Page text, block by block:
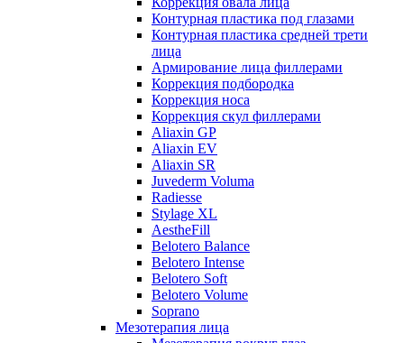
Контурная пластика под глазами
Контурная пластика средней трети
лица
Армирование лица филлерами
Коррекция подбородка
Коррекция носа
Коррекция скул филлерами
Aliaxin GP
Aliaxin EV
Aliaxin SR
Juvederm Voluma
Radiesse
Stylage XL
AestheFill
Belotero Balance
Belotero Intense
Belotero Soft
Belotero Volume
Soprano
Мезотерапия лица